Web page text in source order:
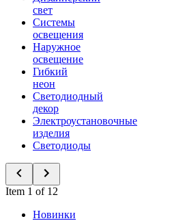
свет
Системы
освещения
Наружное
освещение
Гибкий
неон
Светодиодный
декор
Электроустановочные
изделия
Светодиоды
Item 1 of 12
Новинки